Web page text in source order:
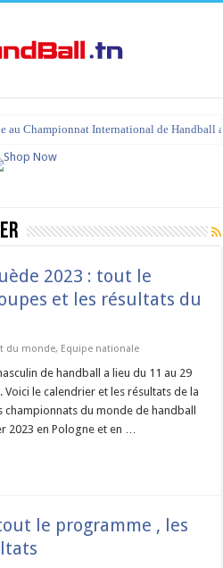
au Championnat International de Handball
2023 : programme et liste des joueurs
2023 : tout le
et les résultats du
du monde, Equipe nationale
de handball a lieu du 11 au 29
Voici le calendrier et les résultats de la
du monde de handball
2023 en Pologne et en …
le programme , les